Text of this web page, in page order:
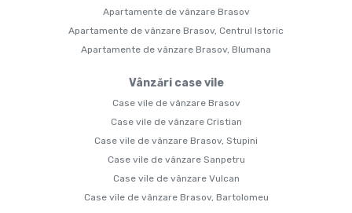
Apartamente de vânzare Brasov
Apartamente de vânzare Brasov, Centrul Istoric
Apartamente de vânzare Brasov, Blumana
Vânzări case vile
Case vile de vânzare Brasov
Case vile de vânzare Cristian
Case vile de vânzare Brasov, Stupini
Case vile de vânzare Sanpetru
Case vile de vânzare Vulcan
Case vile de vânzare Brasov, Bartolomeu